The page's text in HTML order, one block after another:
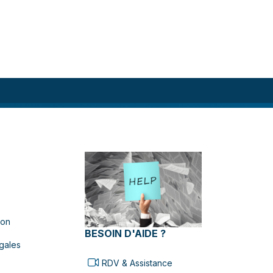
BESOIN D'AIDE ?
RDV & Assistance